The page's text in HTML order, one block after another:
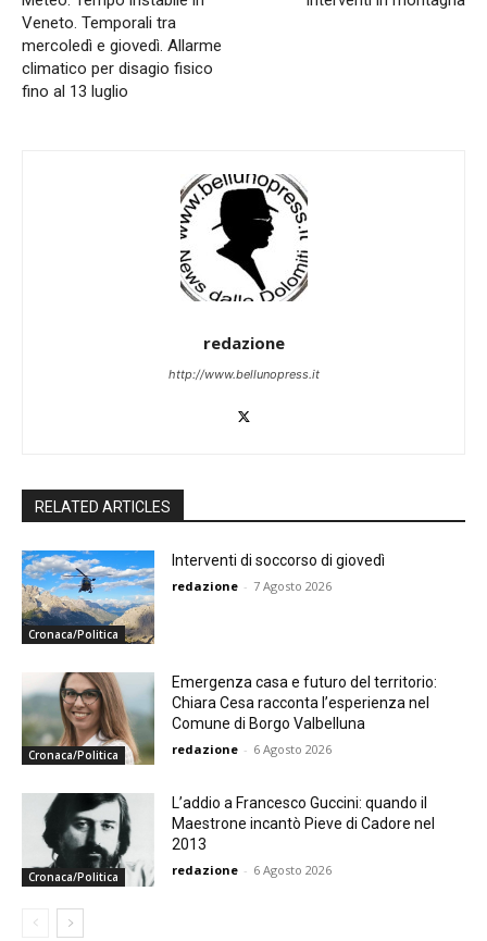
Veneto. Temporali tra
mercoledì e giovedì. Allarme
climatico per disagio fisico
fino al 13 luglio
redazione
http://www.bellunopress.it
RELATED ARTICLES
Cronaca/Politica
Interventi di soccorso di giovedì
redazione - 7 Agosto 2026
Cronaca/Politica
Emergenza casa e futuro del territorio:
Chiara Cesa racconta l’esperienza nel
Comune di Borgo Valbelluna
redazione - 6 Agosto 2026
Cronaca/Politica
L’addio a Francesco Guccini: quando il
Maestrone incantò Pieve di Cadore nel
2013
redazione - 6 Agosto 2026